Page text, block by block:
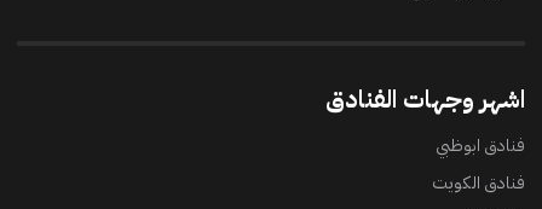
اشهر وجهات الفنادق
فنادق ابوظبي
فنادق الكويت